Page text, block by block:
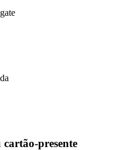
cartão-presente